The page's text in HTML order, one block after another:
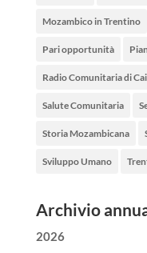
Mozambico in Trentino
Pari opportunità
Radio Comunitaria di
Salute Comunitaria
Storia Mozambicana
Sviluppo Umano
Archivio
2026